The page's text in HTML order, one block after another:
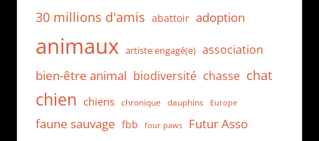
30 millions d'amis abattoir adoption
animaux artiste engagé(e) association
bien-être animal biodiversité chasse chat
chien chiens chronique dauphins Europe
faune sauvage fbb four paws Futur Asso